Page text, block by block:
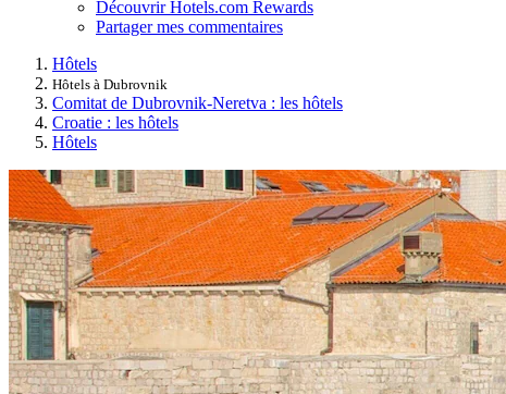
Découvrir Hotels.com Rewards
Partager mes commentaires
Hôtels
Hôtels à Dubrovnik
Comitat de Dubrovnik-Neretva : les hôtels
Croatie : les hôtels
Hôtels